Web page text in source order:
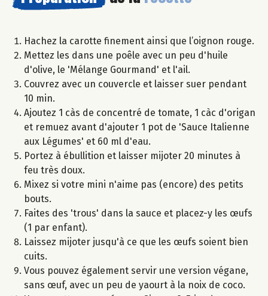
Hachez la carotte finement ainsi que l’oignon rouge.
Mettez les dans une poêle avec un peu d'huile
d'olive, le 'Mélange Gourmand' et l'ail.
Couvrez avec un couvercle et laisser suer pendant
10 min.
Ajoutez 1 càs de concentré de tomate, 1 càc d'origan
et remuez avant d'ajouter 1 pot de 'Sauce Italienne
aux Légumes' et 60 ml d'eau.
Portez à ébullition et laisser mijoter 20 minutes à
feu très doux.
Mixez si votre mini n'aime pas (encore) des petits
bouts.
Faites des 'trous' dans la sauce et placez-y les œufs
(1 par enfant).
Laissez mijoter jusqu'à ce que les œufs soient bien
cuits.
Vous pouvez également servir une version végane,
sans œuf, avec un peu de yaourt à la noix de coco.